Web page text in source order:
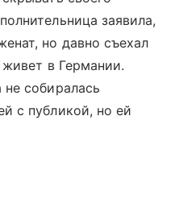
заявила,
но давно съехал
живет в Германии.
собиралась
с публикой, но ей